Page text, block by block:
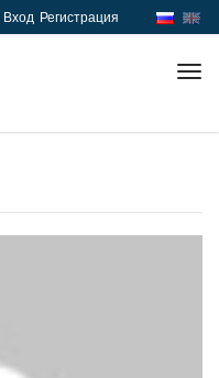
Вход Регистрация